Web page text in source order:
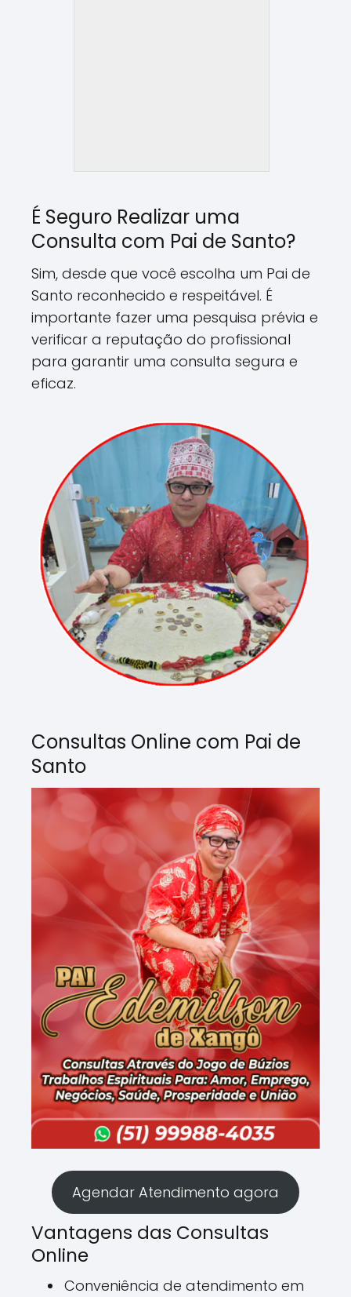
É Seguro Realizar uma
Consulta com Pai de Santo?
Sim, desde que você escolha um Pai de
Santo reconhecido e respeitável. É
importante fazer uma pesquisa prévia e
verificar a reputação do profissional
para garantir uma consulta segura e
eficaz.
Consultas Online com Pai de
Santo
Agendar Atendimento agora
Vantagens das Consultas
Online
Conveniência de atendimento em